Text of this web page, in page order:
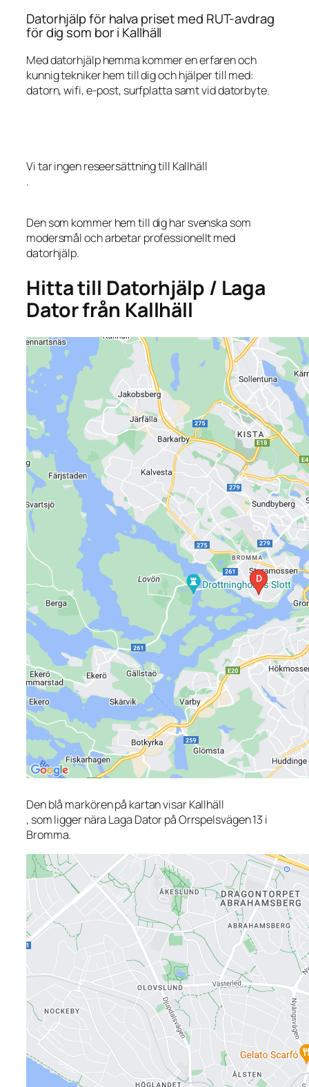
Datorhjälp för halva priset med RUT-avdrag
för dig som bor i Kallhäll
Med datorhjälp hemma kommer en erfaren och
kunnig tekniker hem till dig och hjälper till med:
datorn, wifi, e-post, surfplatta samt vid datorbyte.
Vi tar ingen reseersättning till Kallhäll
.
Den som kommer hem till dig har svenska som
modersmål och arbetar professionellt med
datorhjälp.
Hitta till Datorhjälp / Laga
Dator från Kallhäll
Den blå markören på kartan visar Kallhäll
, som ligger nära Laga Dator på Orrspelsvägen 13 i
Bromma.